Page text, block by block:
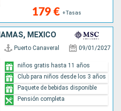
179 € +Tasas
MÉXICO
Puerto Canaveral 09/01/2027
niños gratis hasta 11 años
Club para niños desde los 3 años
Paquete de bebidas disponible
Pensión completa